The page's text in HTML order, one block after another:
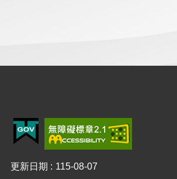
更新日期 115-08-07